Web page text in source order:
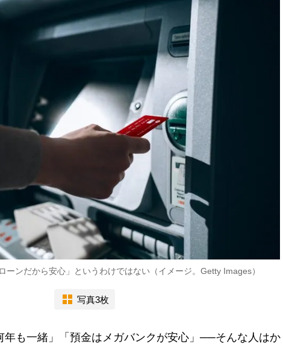
ーンだから安心」というわけではない（イメージ。Getty Images）
写真3枚
年も一緒」「預金はメガバンクが安心」──そんな人はか